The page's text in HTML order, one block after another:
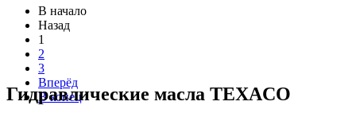
В начало
Назад
1
2
3
Вперёд
В конец
Гидравлические масла TEXACO